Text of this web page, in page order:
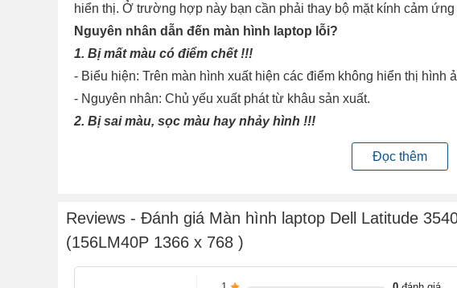
hiển thị. Ở trường hợp này bạn cần phải thay bộ mặt kính cảm
Nguyên nhân dẫn đến màn hình laptop lỗi?
1. Bị mất màu có điểm chết !!!
- Biểu hiện: Trên màn hình xuất hiện các điểm không hiển thị hình
- Nguyên nhân: Chủ yếu xuất phát từ khâu sản xuất.
2. Bị sai màu, sọc màu hay nhảy hình !!!
- Biểu hiện: Màn hình chuyển sang một màu duy nhất.
- Nguyên nhân: Có thể do lỗi ở bộ phận socket, hoặc quá trình
3. Bị sọc ngang sọc dọc, đỏ nền hay lúc có lúc không !!!
- Nguyên nhân: Đèn cao áp của màn hình hỏng, cáp màn hình đứt,
Đọc thêm
Reviews - Đánh giá Màn hình laptop Dell Latitude
(156LM40P 1366 x 768 )